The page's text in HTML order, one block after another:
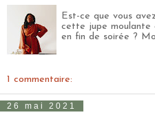
Est-ce que vous
cette jupe moulante
en fin de soirée ?
1 commentaire:
26 mai 2021